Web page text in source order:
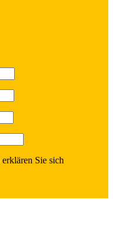
erklä­ren Sie sich